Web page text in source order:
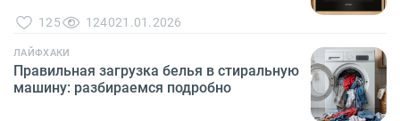
125 124021.01.2026
ЛАЙФХАКИ
Правильная загрузка белья в стиральную
машину: разбираемся подробно